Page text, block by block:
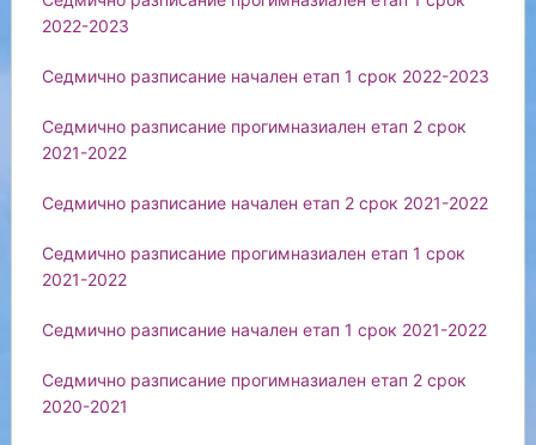
2022-2023
Седмично разписание начален етап 1 срок 2022-2023
Седмично разписание прогимназиален етап 2 срок
2021-2022
Седмично разписание начален етап 2 срок 2021-2022
Седмично разписание прогимназиален етап 1 срок
2021-2022
Седмично разписание начален етап 1 срок 2021-2022
Седмично разписание прогимназиален етап 2 срок
2020-2021